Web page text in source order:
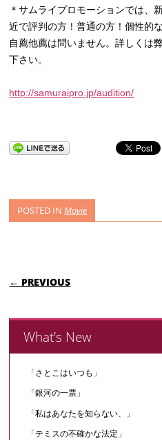
＊サムライプロモーションでは、
近で評判の方！普通の方！個性的な
自薦他薦は問いません。詳しくは
下さい。
http://samuraipro.jp/audition/
POSTED IN Movie
POST
← PREVIOUS
What’s New
「さとこはいつも」
「銀河の一票」
「私はあなたを知らない、」
「テミスの不確かな法定」